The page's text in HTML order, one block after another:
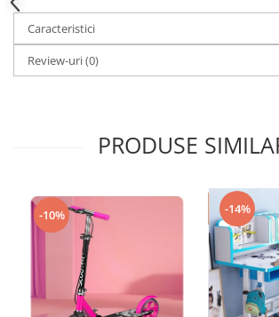
Caracteristici
Review-uri(0)
PRODUSE
-10% -14%